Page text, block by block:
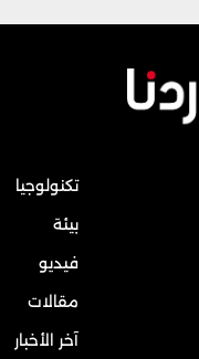
تكنولوجيا
بيئة
فيديو
مقالات
آخر الأخبار